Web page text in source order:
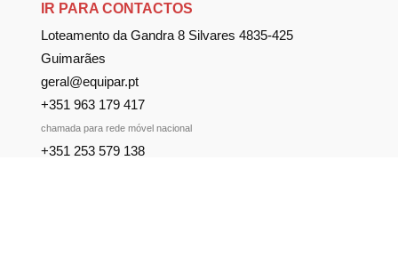
IR PARA CONTACTOS
Loteamento da Gandra 8 Silvares 4835-425
Guimarães
geral@equipar.pt
+351 963 179 417
chamada para rede móvel nacional
+351 253 579 138